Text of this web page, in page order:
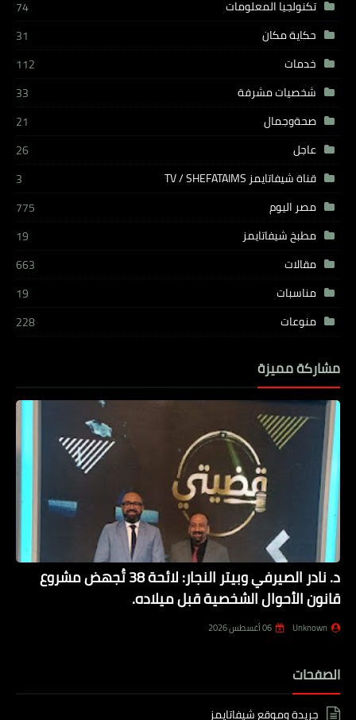
تكنولجيا المعلومات
74
حكاية مكان
31
خدمات
112
شخصيات مشرفة
33
صحةوجمال
21
عاجل
26
قناة شيفاتايمز TV / SHEFATAIMS
3
مصر اليوم
775
مطبخ شيفاتايمز
19
مقالات
663
مناسبات
19
منوعات
228
مشاركة مميزة
د. نادر الصيرفي وبيتر النجار: لائحة 38 تُجهض مشروع
قانون الأحوال الشخصية قبل ميلاده.
Unknown 06 أغسطس 2026
الصفحات
جريدة وموقع شيفاتايمز